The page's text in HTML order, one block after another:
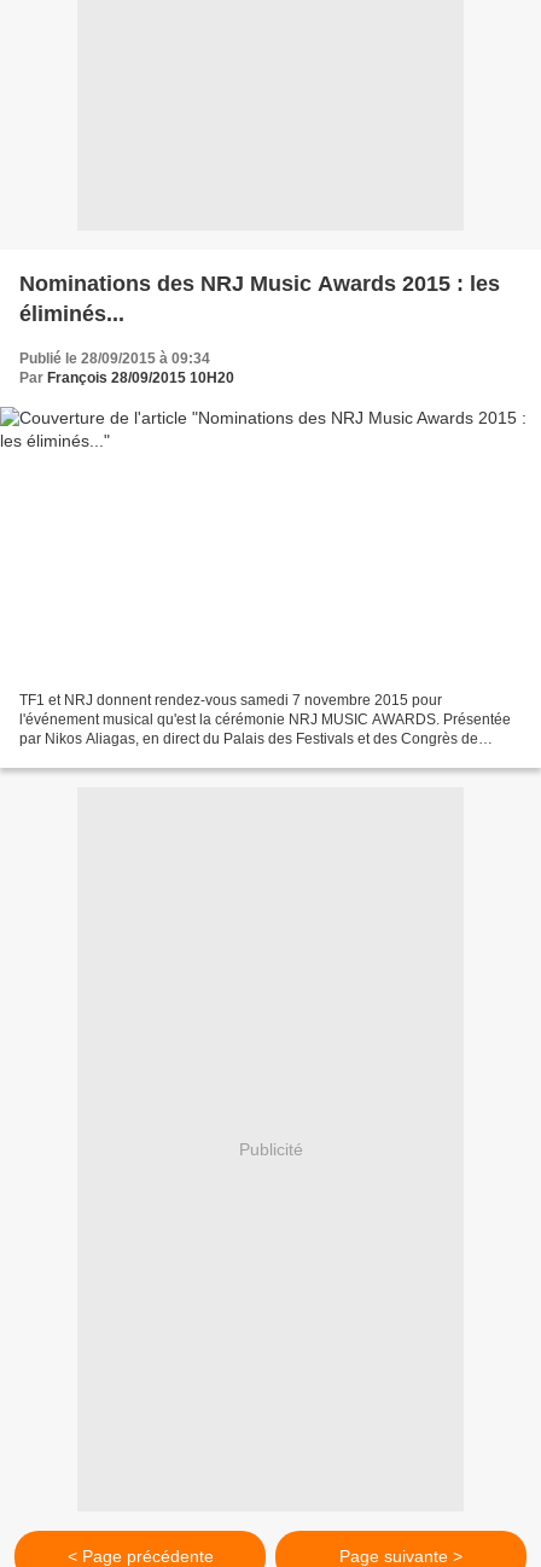
Nominations des NRJ Music Awards 2015 : les
éliminés...
Publié le 28/09/2015 à 09:34
Par François 28/09/2015 10H20
TF1 et NRJ donnent rendez-vous samedi 7 novembre 2015 pour
l'événement musical qu'est la cérémonie NRJ MUSIC AWARDS. Présentée
par Nikos Aliagas, en direct du Palais des Festivals et des Congrès de
Publicité
< Page précédente Page suivante >